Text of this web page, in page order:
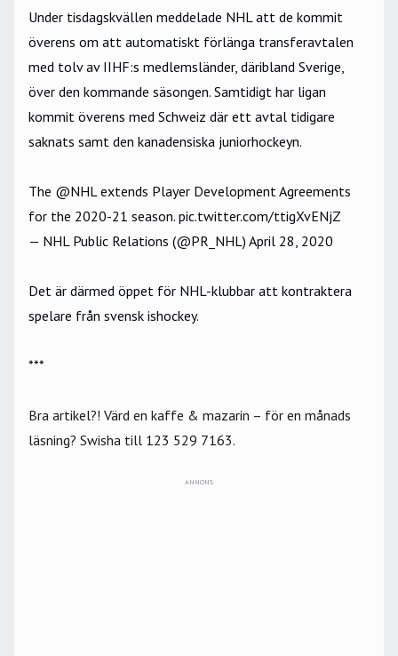
Under tisdagskvällen meddelade NHL att de kommit
överens om att automatiskt förlänga transferavtalen
med tolv av IIHF:s medlemsländer, däribland Sverige,
över den kommande säsongen. Samtidigt har ligan
kommit överens med Schweiz där ett avtal tidigare
saknats samt den kanadensiska juniorhockeyn.
The @NHLextends Player Development Agreements
for the 2020-21 season. pic.twitter.com/ttigXvENjZ
— NHL Public Relations (@PR_NHL) April 28, 2020
Det är därmed öppet för NHL-klubbar att kontraktera
spelare från svensk ishockey.
***
Bra artikel?! Värd en kaffe & mazarin – för en månads
läsning? Swisha till 123 529 7163.